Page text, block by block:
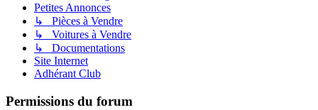
Petites Annonces
↳ Pièces à Vendre
↳ Voitures à Vendre
↳ Documentations
Site Internet
Adhérant Club
Permissions du forum